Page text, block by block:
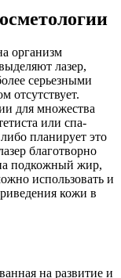
организм
лазер,
серьезными
отсутствует.
для множества
или спа-
планирует это
благотворно
подкожный жир,
использовать и
кожи в
на развитие и